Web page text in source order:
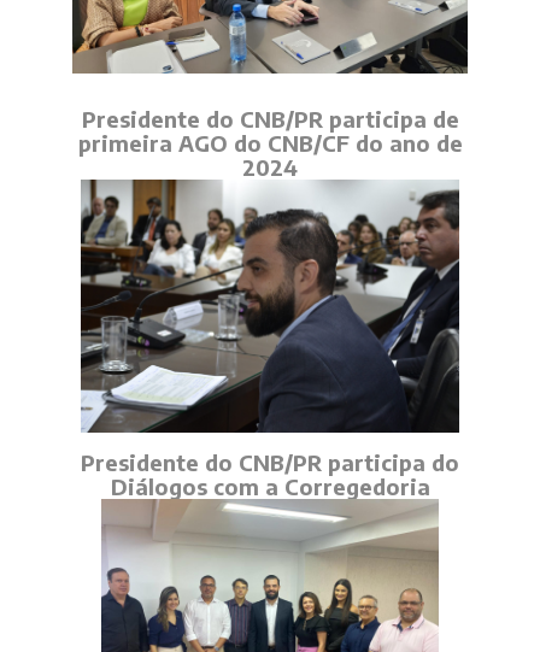
Presidente do CNB/PR participa de
primeira AGO do CNB/CF do ano de
2024
Presidente do CNB/PR participa do
Diálogos com a Corregedoria